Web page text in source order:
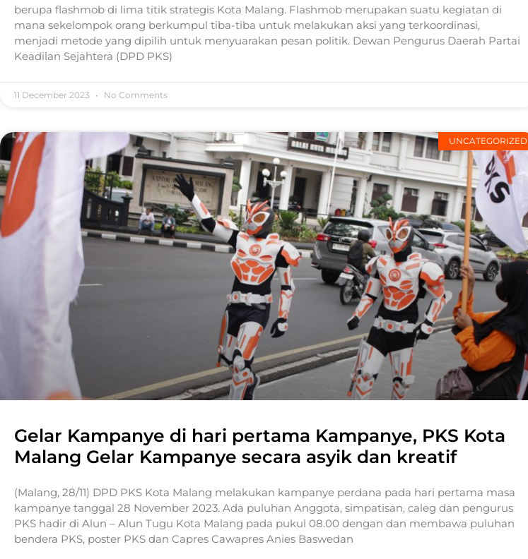
berupa flashmob di lima titik strategis Kota Malang. Flashmob merupakan suatu kegiatan di
mana sekelompok orang berkumpul tiba-tiba untuk melakukan aksi yang terkoordinasi,
menjadi metode yang dipilih untuk menyuarakan pesan politik. Dewan Pengurus Daerah Partai
Keadilan Sejahtera (DPD PKS)
11 December 2023 No Comments
UNCATEGORIZED
Gelar Kampanye di hari pertama Kampanye, PKS Kota
Malang Gelar Kampanye secara asyik dan kreatif
(Malang, 28/11) DPD PKS Kota Malang melakukan kampanye perdana pada hari pertama masa
kampanye tanggal 28 November 2023. Ada puluhan Anggota, simpatisan, caleg dan pengurus
PKS hadir di Alun – Alun Tugu Kota Malang pada pukul 08.00 dengan dan membawa puluhan
bendera PKS, poster PKS dan Capres Cawapres Anies Baswedan